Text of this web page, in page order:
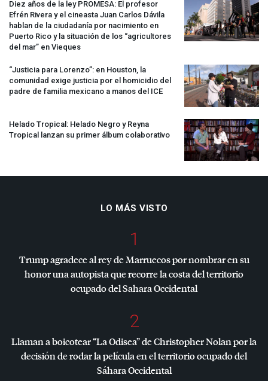
Diez años de la ley PROMESA: El profesor
Efrén Rivera y el cineasta Juan Carlos Dávila
hablan de la ciudadanía por nacimiento en
Puerto Rico y la situación de los “agricultores
del mar” en Vieques
“Justicia para Lorenzo”: en Houston, la
comunidad exige justicia por el homicidio del
padre de familia mexicano a manos del ICE
Helado Tropical: Helado Negro y Reyna
Tropical lanzan su primer álbum colaborativo
LO MÁS VISTO
1
Trump agradece al rey de Marruecos por nombrar en su
honor una autopista que recorre la costa del territorio
ocupado del Sahara Occidental
2
Llaman a boicotear “La Odisea” de Christopher Nolan por la
decisión de rodar la película en el territorio ocupado del
Sáhara Occidental